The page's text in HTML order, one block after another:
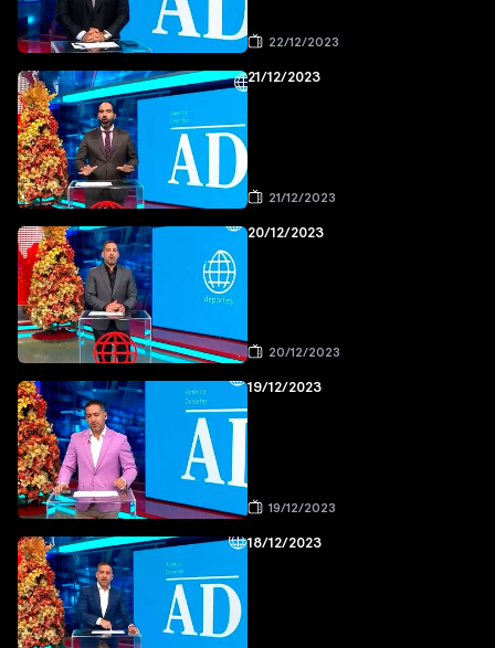
22/12/2023
21/12/2023
21/12/2023
20/12/2023
20/12/2023
19/12/2023
19/12/2023
18/12/2023